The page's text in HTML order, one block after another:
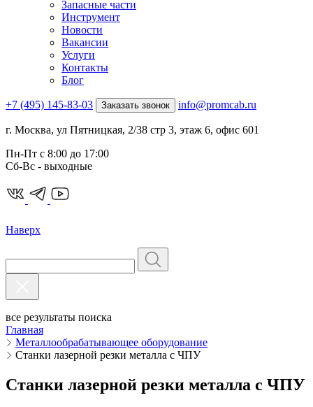
Запасные части
Инструмент
Новости
Вакансии
Услуги
Контакты
Блог
+7 (495) 145-83-03 Заказать звонок info@promcab.ru
г. Москва, ул Пятницкая, 2/38 стр 3, этаж 6, офис 601
Пн-Пт c 8:00 до 17:00
Сб-Вс - выходные
Наверх
все результаты поиска
Главная
Металлообрабатывающее оборудование
Станки лазерной резки металла с ЧПУ
Станки лазерной резки металла с ЧПУ